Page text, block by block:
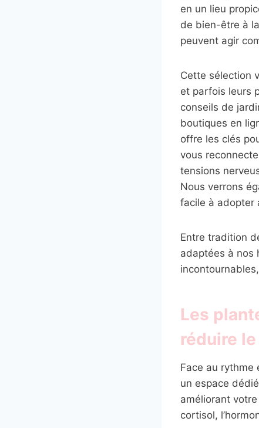
en un lieu
de bien-être à
peuvent agir
Cette sélection
et parfois leurs
conseils de
boutiques en
offre les clés
vous
tensions
Nous verrons
facile à adopter
Entre tradition
adaptées à nos
Les
réduire
Face au rythme
un espace
améliorant
cortisol,